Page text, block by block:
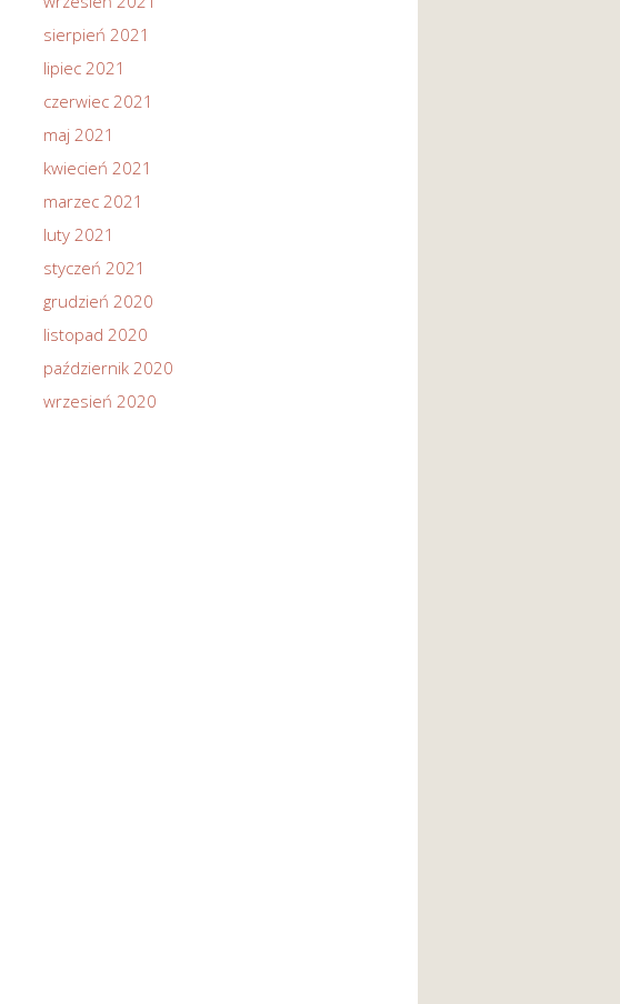
sierpień 2021
lipiec 2021
czerwiec 2021
maj 2021
kwiecień 2021
marzec 2021
luty 2021
styczeń 2021
grudzień 2020
listopad 2020
październik 2020
wrzesień 2020